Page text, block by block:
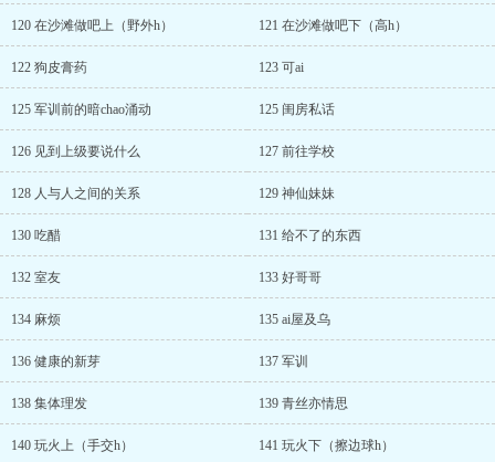
120 在沙滩做吧上（野外h） 121 在沙滩做吧下（高h）
122 狗皮膏药 123 可ai
125 军训前的暗chao涌动 125 闺房私话
126 见到上级要说什么 127 前往学校
128 人与人之间的关系 129 神仙妹妹
130 吃醋 131 给不了的东西
132 室友 133 好哥哥
134 麻烦 135 ai屋及乌
136 健康的新芽 137 军训
138 集体理发 139 青丝亦情思
140 玩火上（手交h） 141 玩火下（擦边球h）